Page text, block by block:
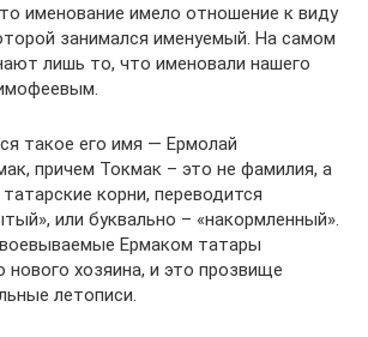
именование имело отношение к виду
занимался именуемый. На самом
лишь то, что именовали нашего
такое его имя — Ермолай
причем Токмак – это не фамилия, а
корни, переводится
или буквально – «накормленный».
Ермаком татары
нового хозяина, и это прозвище
летописи.